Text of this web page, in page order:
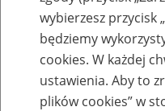
Przejdź do strony głównej
wybierzesz przycisk
będziemy
cookies. W każdej
ustawienia. Aby to
plików cookies” w